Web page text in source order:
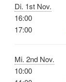
Di. 1st Nov.
16:00
17:00
Mi. 2nd Nov.
10:00